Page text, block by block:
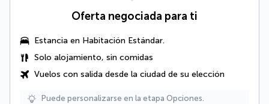
Oferta negociada para ti
Estancia en Habitación Estándar.
Solo alojamiento, sin comidas
Vuelos con salida desde la ciudad de su elección
Puede personalizarse en la etapa Opciones.